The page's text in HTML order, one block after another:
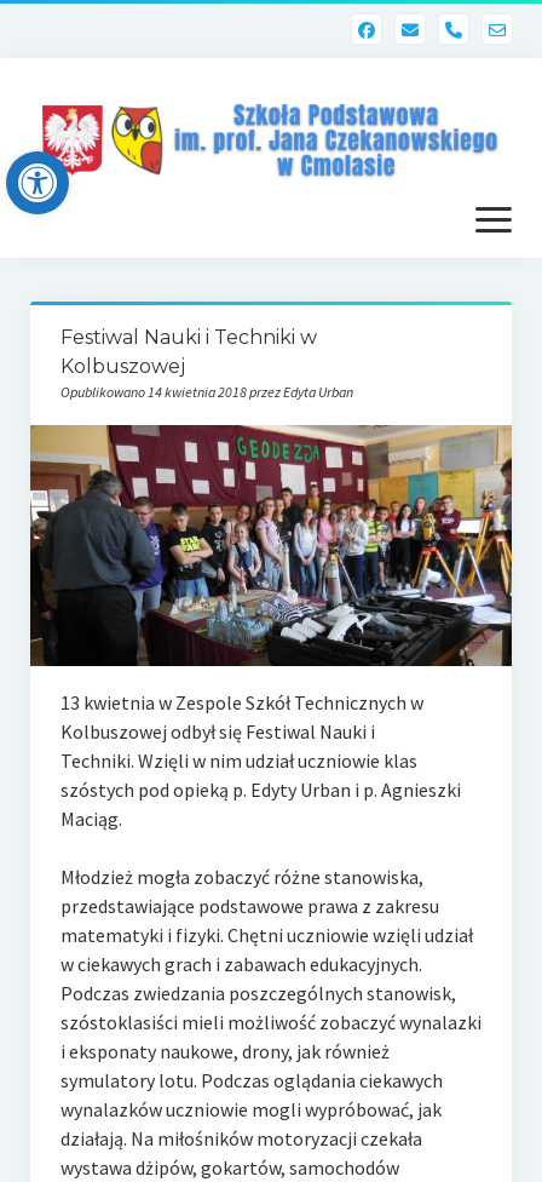
Open toolbar
phone
otwórz
menu
Dziennik elektroniczny (Librus)
Dla nauczycieli
Poczta szkolna
Dziennik elektroniczny
e-Rada
Logowanie
Festiwal Nauki i Techniki w
Kolbuszowej
Opublikowano 14 kwietnia 2018 przez Edyta Urban
13 kwietnia w Zespole Szkół Technicznych w
Kolbuszowej odbył się Festiwal Nauki i
Techniki. Wzięli w nim udział uczniowie klas
szóstych pod opieką p. Edyty Urban i p. Agnieszki
Maciąg.
Młodzież mogła zobaczyć różne stanowiska,
przedstawiające podstawowe prawa z zakresu
matematyki i fizyki. Chętni uczniowie wzięli udział
w ciekawych grach i zabawach edukacyjnych.
Podczas zwiedzania poszczególnych stanowisk,
szóstoklasiści mieli możliwość zobaczyć wynalazki
i eksponaty naukowe, drony, jak również
symulatory lotu. Podczas oglądania ciekawych
wynalazków uczniowie mogli wypróbować, jak
działają. Na miłośników motoryzacji czekała
wystawa dżipów, gokartów, samochodów